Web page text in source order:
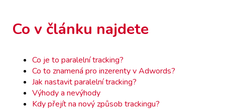
Co v článku najdete
Co je to paralelní tracking?
Co to znamená pro inzerenty v Adwords?
Jak nastavit paralelní tracking?
Výhody a nevýhody
Kdy přejít na nový způsob trackingu?